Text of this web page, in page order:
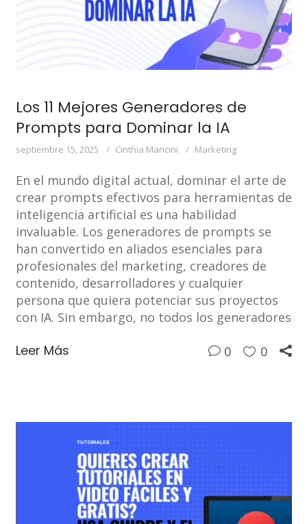
Los 11 Mejores Generadores de
Prompts para Dominar la IA
septiembre 15, 2025 Cinthia Mancini Marketing
En el mundo digital actual, dominar el arte de
crear prompts efectivos para herramientas de
inteligencia artificial es una habilidad
invaluable. Los generadores de prompts se
han convertido en aliados esenciales para
profesionales del marketing, creadores de
contenido, desarrolladores y cualquier
persona que quiera potenciar sus proyectos
con IA. Sin embargo, no todos los generadores
Leer Más 0 0